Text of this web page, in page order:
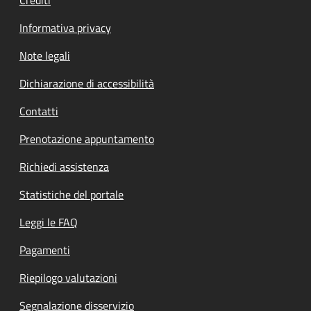
Informativa privacy
Note legali
Dichiarazione di accessibilità
Contatti
Prenotazione appuntamento
Richiedi assistenza
Statistiche del portale
Leggi le FAQ
Pagamenti
Riepilogo valutazioni
Segnalazione disservizio